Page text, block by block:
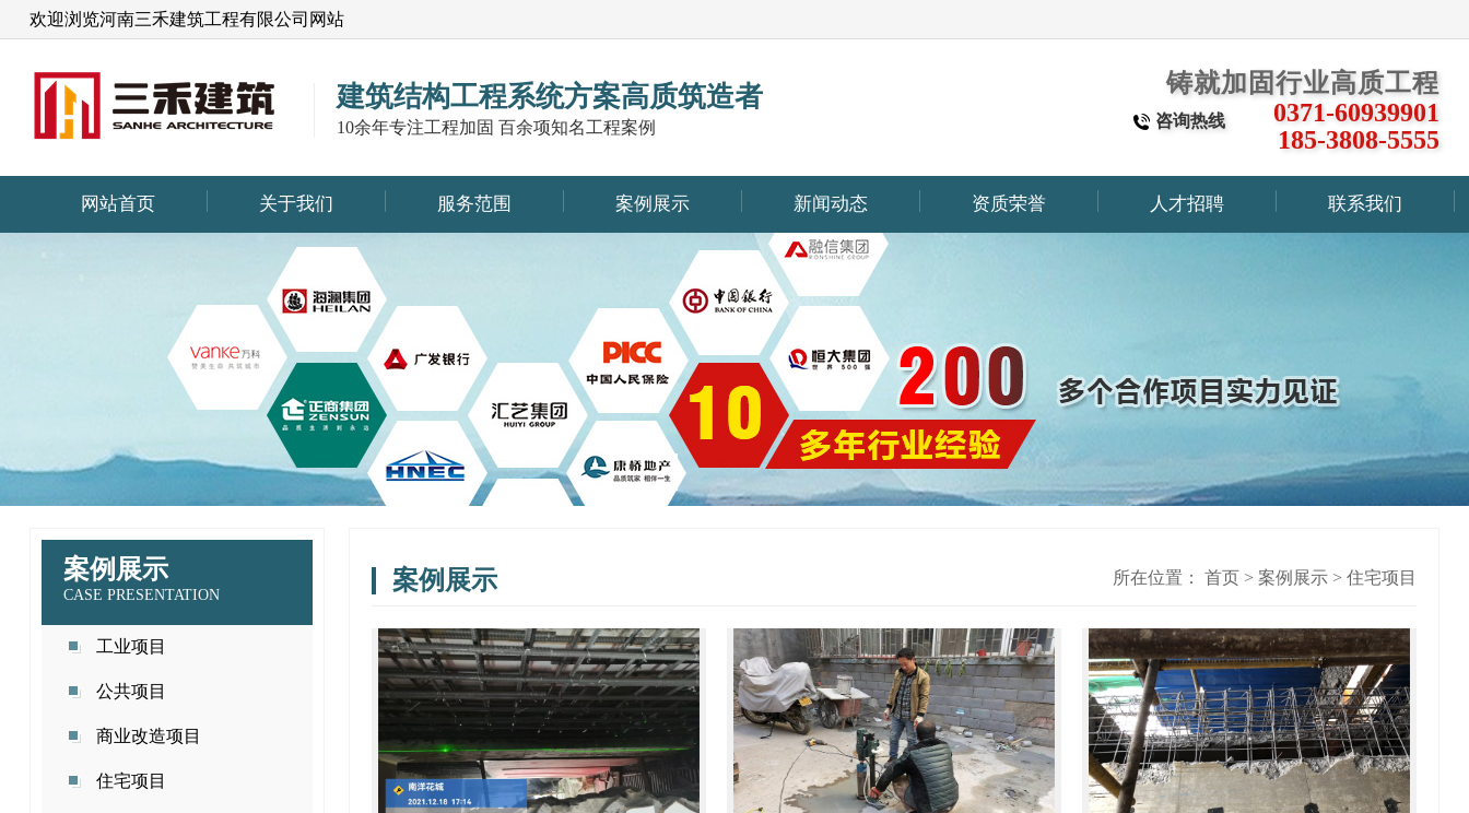
欢迎浏览河南三禾建筑工程有限公司网站
建筑结构工程系统方案高质筑造者
10余年专注工程加固 百余项知名工程案例
铸就加固行业高质工程
咨询热线
0371-60939901
185-3808-5555
网站首页 关于我们 服务范围 案例展示 新闻动态 资质荣誉 人才招聘 联系我们
案例展示
CASE PRESENTATION
工业项目
公共项目
商业改造项目
住宅项目
案例展示 所在位置： 首页 > 案例展示 > 住宅项目